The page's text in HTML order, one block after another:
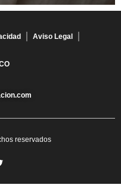
Aviso Legal
reservados